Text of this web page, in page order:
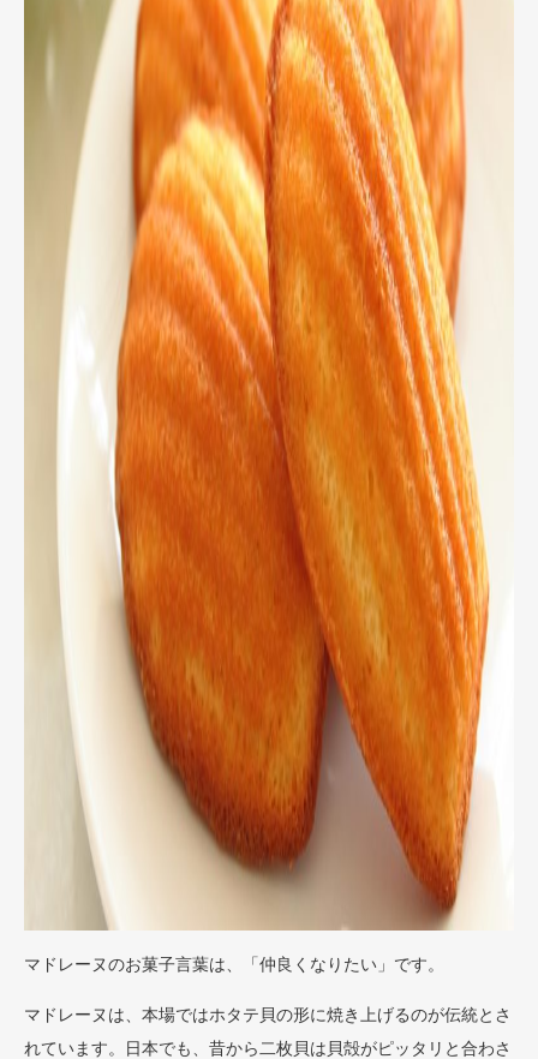
マドレーヌのお菓子言葉は、「仲良くなりたい」です。
マドレーヌは、本場ではホタテ貝の形に焼き上げるのが伝統とさ
れています。日本でも、昔から二枚貝は貝殻がピッタリと合わさ